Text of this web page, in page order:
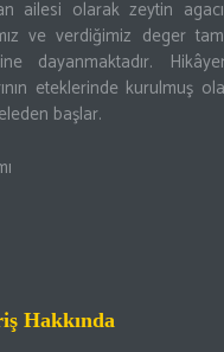
ailesi olarak zeytin
ve verdiğimiz deger
dayanmaktadır.
eteklerinde kurulmuş
başlar.
Hakkında